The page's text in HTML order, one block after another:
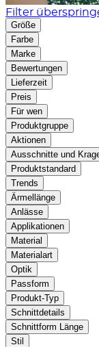
Filter
Größe
Farbe
Marke
Bewertungen
Lieferzeit
Preis
Für wen
Produktgruppe
Aktionen
Ausschnitte und
Produktstandard
Trends
Ärmellänge
Anlässe
Applikationen
Material
Materialart
Optik
Passform
Produkt-Typ
Schnittdetails
Schnittform Länge
Stil